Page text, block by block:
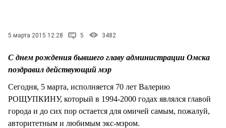
СТИЛЬ ЖИЗНИ
5 марта 2015 12:28 5 3482
С днем рождения бывшего главу администрации Омска
поздравил действующий мэр
Сегодня, 5 марта, исполняется 70 лет Валерию
РОЩУПКИНУ, который в 1994-2000 годах являлся главой
города и до сих пор остается для омичей самым, пожалуй,
авторитетным и любимым экс-мэром.